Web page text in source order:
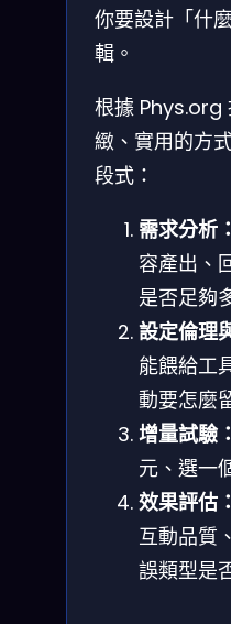
你要設計「什
輯。
根據 Phys.org
緻、實用的方
段式：
需求分析：
容產出、
是否足夠
設定倫理
能餵給工
動要怎麼
增量試驗：
元、選一
效果評估：
互動品質
誤類型是